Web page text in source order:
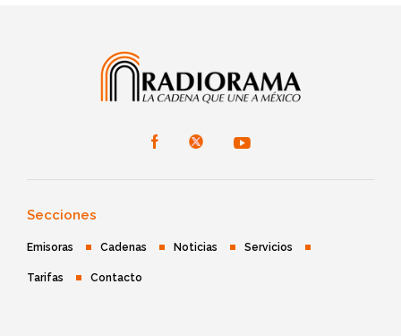
Secciones
Emisoras Cadenas Noticias Servicios
Tarifas Contacto